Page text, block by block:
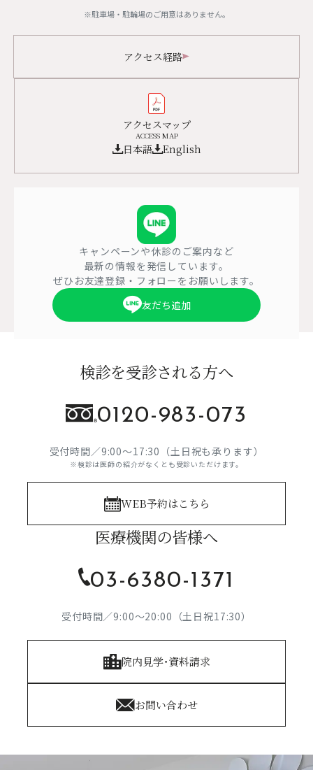
※駐車場・駐輪場のご用意はありません。
アクセス経路
アクセスマップ
ACCESS MAP
日本語 English
キャンペーンや休診のご案内など
最新の情報を発信しています。
ぜひお友達登録・フォローをお願いします。
友だち追加
検診を受診される方へ
0120-983-073
受付時間／9:00～17:30（土日祝も承ります）
※検診は医師の紹介がなくとも受診いただけます。
WEB予約はこちら
医療機関の皆様へ
03-6380-1371
受付時間／9:00～20:00（土日祝17:30）
院内見学・資料請求
お問い合わせ